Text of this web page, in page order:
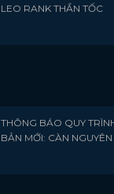
LEO RANK THẦN TỐC
THÔNG BÁO QUY
BẢN MỚI: CÀN